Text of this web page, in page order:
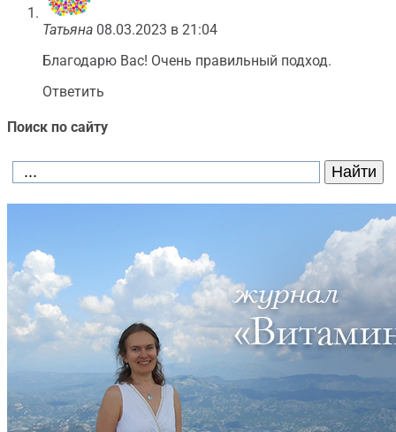
Татьяна 08.03.2023 в 21:04
Благодарю Вас! Очень правильный подход.
Ответить
Поиск по сайту